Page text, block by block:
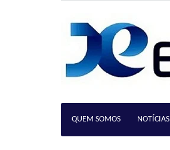
QUEM SOMOS NOTÍCIAS